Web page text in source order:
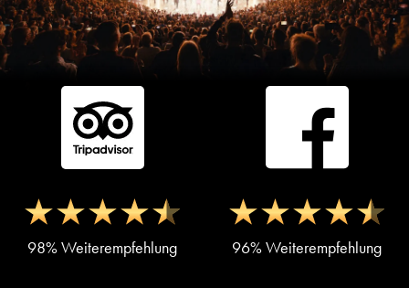
98% Weiterempfehlung 96% Weiterempfehlung